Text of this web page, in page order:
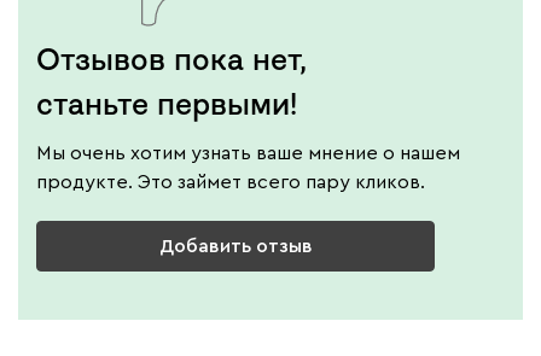
Отзывов пока нет,
станьте первыми!
Мы очень хотим узнать ваше мнение о нашем
продукте. Это займет всего пару кликов.
Добавить отзыв